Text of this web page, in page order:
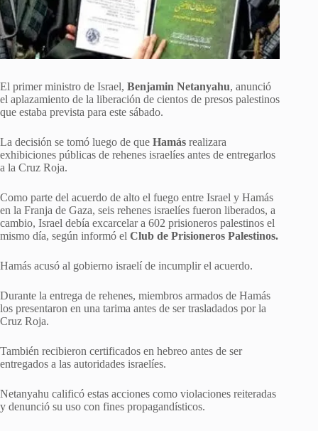
El primer ministro de Israel, Benjamin Netanyahu, anunció
el aplazamiento de la liberación de cientos de presos palestinos
que estaba prevista para este sábado.
La decisión se tomó luego de que Hamás realizara
exhibiciones públicas de rehenes israelíes antes de entregarlos
a la Cruz Roja.
Como parte del acuerdo de alto el fuego entre Israel y Hamás
en la Franja de Gaza, seis rehenes israelíes fueron liberados, a
cambio, Israel debía excarcelar a 602 prisioneros palestinos el
mismo día, según informó el Club de Prisioneros Palestinos.
Hamás acusó al gobierno israelí de incumplir el acuerdo.
Durante la entrega de rehenes, miembros armados de Hamás
los presentaron en una tarima antes de ser trasladados por la
Cruz Roja.
También recibieron certificados en hebreo antes de ser
entregados a las autoridades israelíes.
Netanyahu calificó estas acciones como violaciones reiteradas
y denunció su uso con fines propagandísticos.